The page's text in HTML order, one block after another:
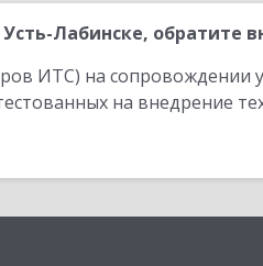
Лабинске, обратите
ИТС) на сопровождении
на внедрение